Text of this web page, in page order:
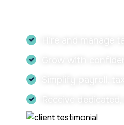
Hire and manage
Simplify payroll,